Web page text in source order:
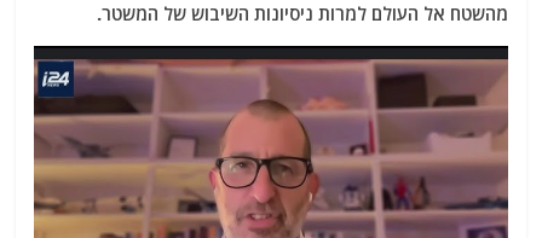
מהשטח אל העולם למרות ניסיונות השיבוש של המשטר.